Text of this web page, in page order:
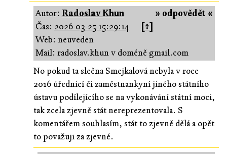
» odpovědět «
Autor: Radoslav Khun
Čas: 2026-03-25 15:29:14
[↑]
Web: neuveden
Mail: radoslav.khun v doméně gmail.com
No pokud ta slečna Smejkalová nebyla v roce
2016 úřednicí či zaměstnankyní jiného státního
ústavu podílejícího se na vykonávání státní moci,
tak zcela zjevně stát nereprezentovala. S
komentářem souhlasím, stát to zjevně dělá a opět
to považuji za zjevné.